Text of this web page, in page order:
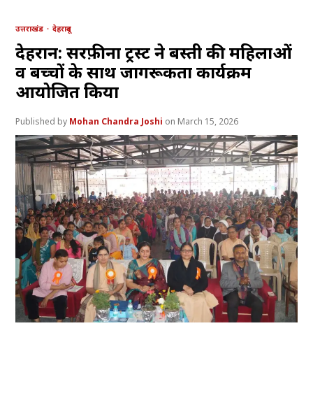
उत्तराखंड देहरादून
देहरादून: सरफ़ीना ट्रस्ट ने बस्ती की महिलाओं
व बच्चों के साथ जागरूकता कार्यक्रम
आयोजित किया
Mohan Chandra Joshi March 15, 2026